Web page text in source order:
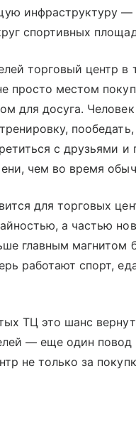
инфраструктуру —
спортивных
торговый центр в
просто местом
для досуга.
с друзьями и
чем во время
для торговых
а частью
главным магнитом
работают спорт,
ТЦ это шанс
— еще один повод
не только за